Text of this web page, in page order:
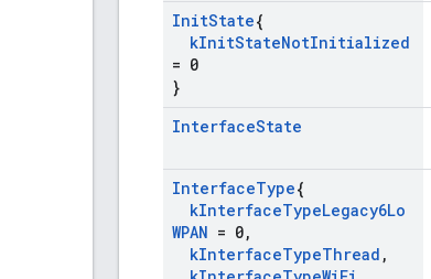
InitState{
kInitStateNotInitialized
= 0
}
InterfaceState
InterfaceType{
kInterfaceTypeLegacy6Lo
WPAN = 0,
kInterfaceTypeThread ,